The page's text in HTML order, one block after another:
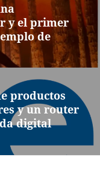
y el primer
de
productos
y un router
digital